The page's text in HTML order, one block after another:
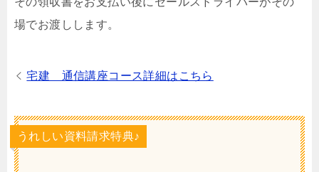
場でお渡しします。
宅建 通信講座コース詳細はこちら
うれしい資料請求特典♪